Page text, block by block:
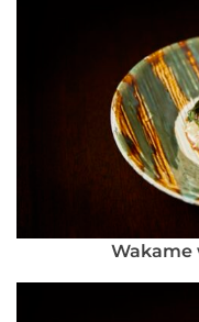
Wakame